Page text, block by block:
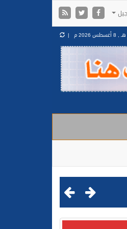
8 أغسطس 2026 م |
الحديدة